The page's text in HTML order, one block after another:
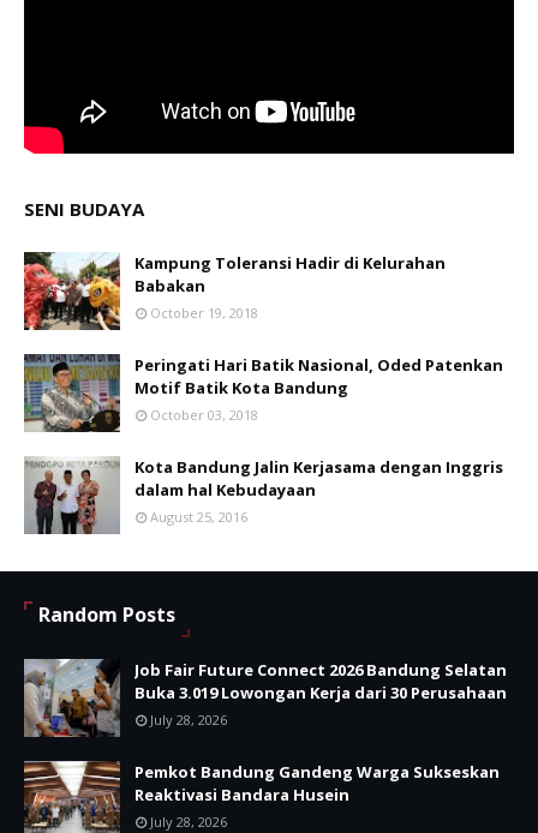
SENI BUDAYA
Kampung Toleransi Hadir di Kelurahan
Babakan
October 19, 2018
Peringati Hari Batik Nasional, Oded Patenkan
Motif Batik Kota Bandung
October 03, 2018
Kota Bandung Jalin Kerjasama dengan Inggris
dalam hal Kebudayaan
August 25, 2016
Random Posts
Job Fair Future Connect 2026 Bandung Selatan
Buka 3.019 Lowongan Kerja dari 30 Perusahaan
July 28, 2026
Pemkot Bandung Gandeng Warga Sukseskan
Reaktivasi Bandara Husein
July 28, 2026